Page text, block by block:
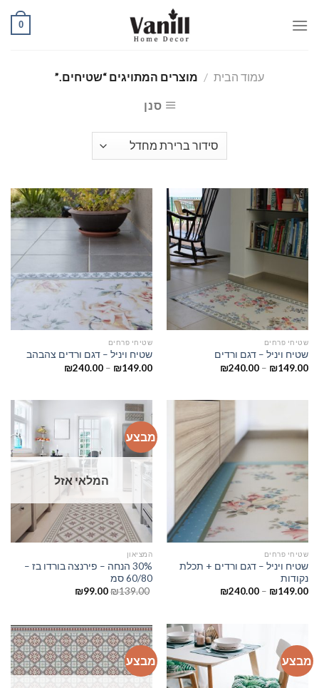
0
עמוד הבית / מוצרים המתויגים “שטיחים.”
סנן
שטיחי פרחים
שטיח ויניל – דגם ורדים
₪149.00
–
₪240.00
שטיחי פרחים
שטיח ויניל – דגם ורדים צהבהב
₪149.00
–
₪240.00
שטיחי פרחים
שטיח ויניל – דגם ורדים + תכלת
נקודות
₪149.00
–
₪240.00
מבצע
המלאי אזל
המציאון
30% הנחה – פירנצה בורדו בז –
60/80 סמ
₪139.00
₪99.00
מבצע מבצע